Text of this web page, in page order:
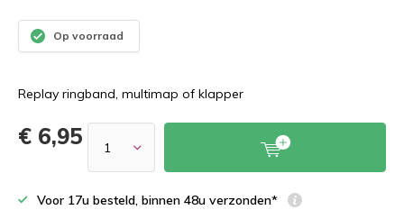
Op voorraad
Replay ringband, multimap of klapper
€ 6,95
Voor 17u besteld, binnen 48u verzonden*